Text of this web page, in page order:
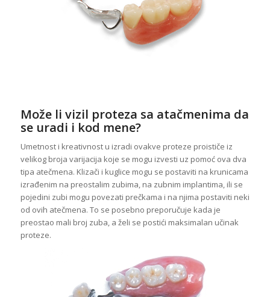
Može li vizil proteza sa atačmenima da
se uradi i kod mene?
Umetnost i kreativnost u izradi ovakve proteze proističe iz
velikog broja varijacija koje se mogu izvesti uz pomoć ova dva
tipa atečmena. Klizači i kuglice mogu se postaviti na krunicama
izrađenim na preostalim zubima, na zubnim implantima, ili se
pojedini zubi mogu povezati prečkama i na njima postaviti neki
od ovih atečmena. To se posebno preporučuje kada je
preostao mali broj zuba, a želi se postići maksimalan učinak
proteze.